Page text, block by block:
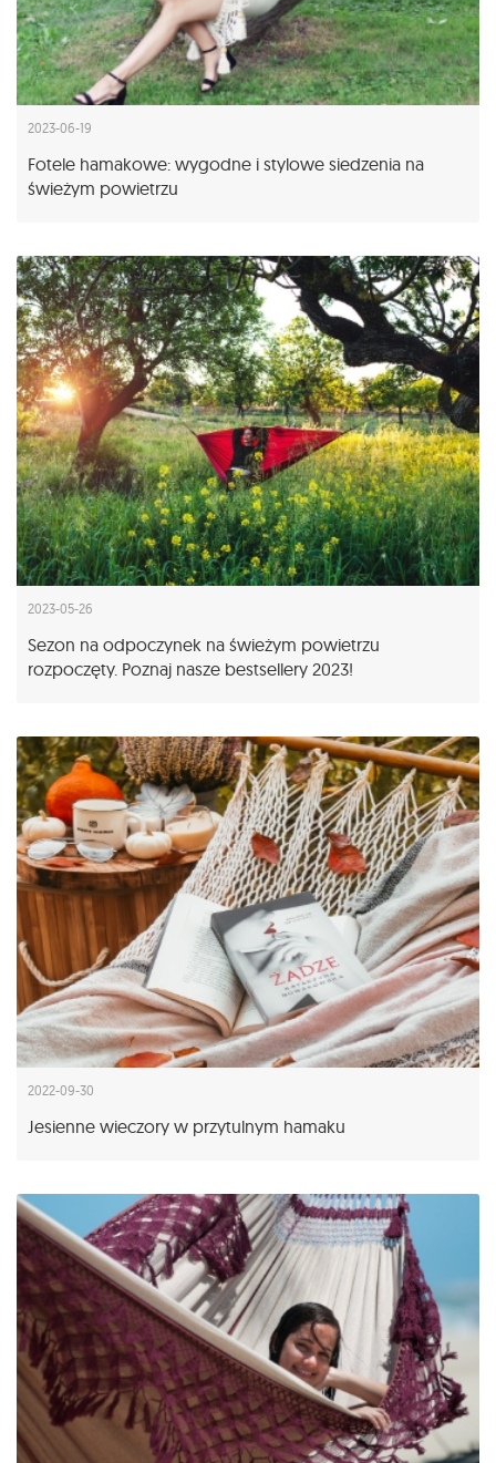
2023-06-19
Fotele hamakowe: wygodne i stylowe siedzenia na
świeżym powietrzu
2023-05-26
Sezon na odpoczynek na świeżym powietrzu
rozpoczęty. Poznaj nasze bestsellery 2023!
2022-09-30
Jesienne wieczory w przytulnym hamaku